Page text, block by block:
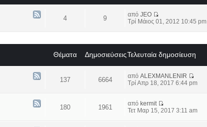
4 9 απόJEO
Τρί Μάιος 01, 2012 10:45 pm
Θέματα ΔημοσιεύσειςΤελευταία δημοσίευση
137 6664 απόALEXMANLENIR
Τρί Απρ 18, 2017 6:44 pm
180 1961 από kermit
Τετ Μαρ 15, 2017 3:11 am